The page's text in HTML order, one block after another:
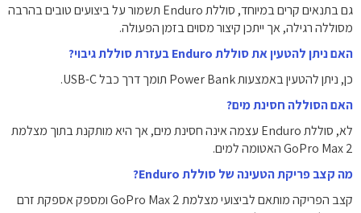
גם בתנאים קרים במיוחד, סוללת Enduro תשמור על ביצועים טובים בהרבה
מסוללה רגילה, אך ייתכן קיצור מסוים בזמן הפעולה.
האם ניתן להטעין את סוללת Enduro בעזרת סוללת גיבוי?
כן, ניתן להטעין באמצעות Power Bank תומך דרך כבל USB-C.
האם הסוללה חסינת מים?
לא, סוללת Enduro עצמה אינה חסינת מים, אך היא מותקנת בתוך מצלמת
GoPro Max 2 האטומה למים.
מה קצב פריקת הטעינה של סוללת Enduro?
קצב הפריקה מותאם לביצועי מצלמת GoPro Max 2 ומספק אספקת זרם